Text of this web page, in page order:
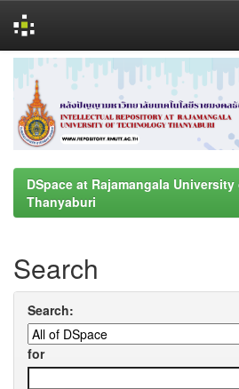
navigation
DSpace at Rajamangala
Thanyaburi
Search
Search:
for